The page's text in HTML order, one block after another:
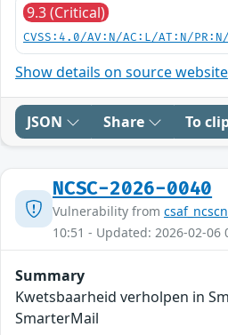
9.3 (Critical)
CVSS:4.0/AV:N/AC:L/AT:N/
Show details on source website
JSON Share To
NCSC-2026-0040
Vulnerability from
10:51 - Updated: 2026-02-06
Summary
Kwetsbaarheid verholpen in
SmarterMail